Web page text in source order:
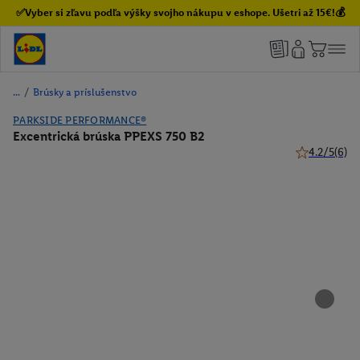
✅Vyber si zľavu podľa výšky svojho nákupu v eshope. Ušetri až 15€!💰
/ Brúsky a príslušenstvo
PARKSIDE PERFORMANCE®
Excentrická brúska PPEXS 750 B2
4.2/5(6)